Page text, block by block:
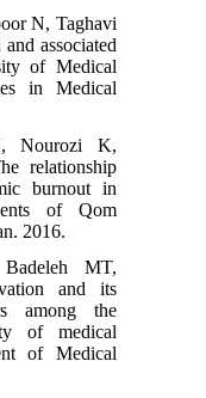
N, Taghavi
and associated
of Medical
in Medical
Nourozi K,
relationship
burnout in
of Qom
2016.
MT,
and its
among the
of medical
of Medical